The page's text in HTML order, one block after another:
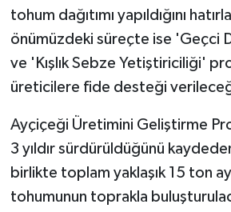
tohum dağıtımı yapıldığını
önümüzdeki süreçte ise 'Geçci
ve 'Kışlık Sebze Yetiştiriciliği'
üreticilere fide desteği
Ayçiçeği Üretimini Geliştirme
3 yıldır sürdürüldüğünü
birlikte toplam yaklaşık 15 ton
tohumunun toprakla